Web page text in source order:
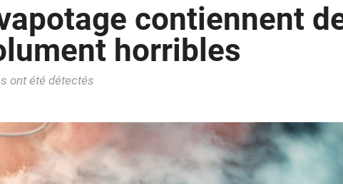
contiennent
horribles
ont été détectés